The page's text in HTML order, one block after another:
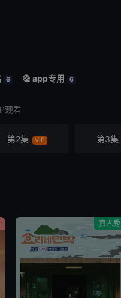
定名为《Good Day》。
6 app专用 6
观看
第2集 VIP 第3集
真人秀